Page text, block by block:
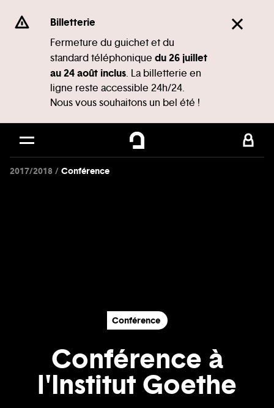
Se rendre au
Contenu principal
Pied de page
Billetterie
Fermeture du guichet et du
standard téléphonique du 26 juillet
au 24 août inclus. La billetterie en
ligne reste accessible 24h/24.
Nous vous souhaitons un bel été !
2017/2018 Conférence
Conférence
Conférence à
l'Institut Goethe